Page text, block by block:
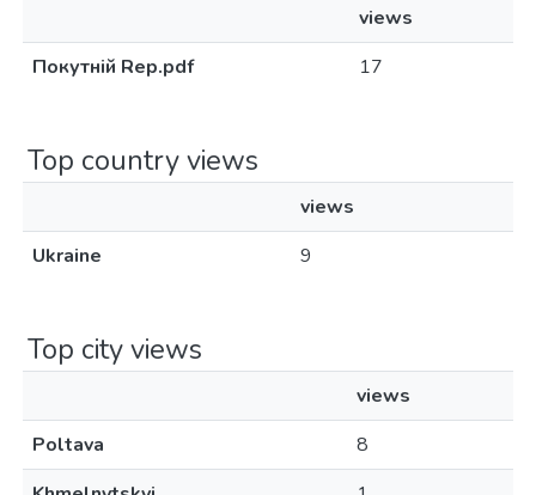
views
Покутній Rep.pdf
17
Top country views
views
Ukraine
9
Top city views
views
Poltava
8